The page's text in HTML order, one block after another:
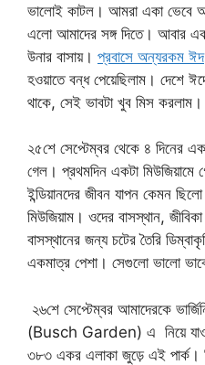
ভালোই কাটল। আমরা একা ভেবে
এলো আমাদের সঙ্গ দিতে। আবার এক
উনার বাসায়। প্রবাসে অন্যরকম ঈদ
হওয়াতে বন্ধ পেয়েছিলাম। দেশে
থাকে, সেই ভাবটা খুব মিস করলাম।
২৫শে সেপ্টেম্বর থেকে ৪ দিনের
গেল। প্রথমদিন একটা মিউজিয়ামে
ইন্ডিয়ানদের জীবন যাপন কেমন
মিউজিয়াম। ওদের বাসস্থান,
বাসস্থানের জন্য চটের তৈরি
একমাত্র পেশা। সেগুলো ভালো
২৬শে সেপ্টেম্বর আমাদেরকে
(Busch Garden) এ নিয়ে
৩৮৩ একর এলাকা জুড়ে এই পার্ক।